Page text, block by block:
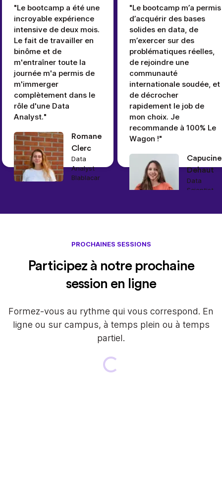
"Le bootcamp a été une
incroyable expérience
intensive de deux mois.
Le fait de travailler en
binôme et de
m'entraîner toute la
journée m'a permis de
m'immerger
complètement dans le
rôle d'une Data
Analyst."
Romane
Clerc
Data
Analyst
Blablacar
"Le bootcamp m’a permis
d’acquérir des bases
solides en data, de
m’exercer sur des
problématiques réelles,
de rejoindre une
communauté
internationale soudée, et
de décrocher
rapidement le job de
mon choix. Je
recommande à 100% Le
Wagon !"
Capucine
Dehaut
Data
Scientist
PROCHAINES SESSIONS
Participez à notre prochaine
session en ligne
Formez-vous au rythme qui vous correspond. En
ligne ou sur campus, à temps plein ou à temps
partiel.